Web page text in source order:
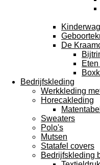
De
Bedrijfskleding
Werkkleding
Horecakleding
Matentabel
Sweaters
Polo's
Mutsen
Statafel covers
Bedrijfskleding